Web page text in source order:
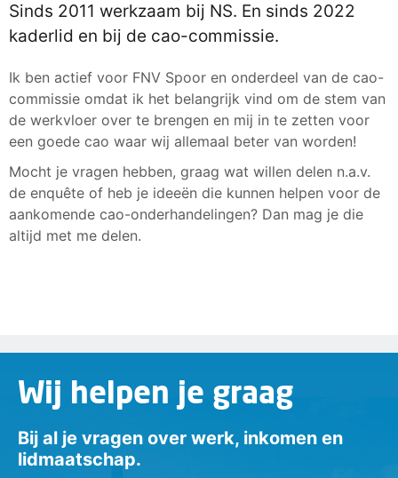
Sinds 2011 werkzaam bij NS. En sinds 2022
kaderlid en bij de cao-commissie.
Ik ben actief voor FNV Spoor en onderdeel van de cao-
commissie omdat ik het belangrijk vind om de stem van
de werkvloer over te brengen en mij in te zetten voor
een goede cao waar wij allemaal beter van worden!
Mocht je vragen hebben, graag wat willen delen n.a.v.
de enquête of heb je ideeën die kunnen helpen voor de
aankomende cao-onderhandelingen? Dan mag je die
altijd met me delen.
Wij helpen je graag
Bij al je vragen over werk, inkomen en
lidmaatschap.